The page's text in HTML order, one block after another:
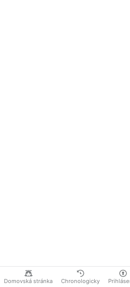
Domovská stránka Chronologicky